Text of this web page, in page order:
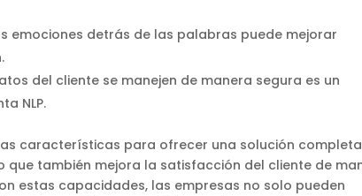
emociones detrás de las palabras puede mejorar
del cliente se manejen de manera segura es un
NLP.
características para ofrecer una solución completa
que también mejora la satisfacción del cliente de
estas capacidades, las empresas no solo pueden